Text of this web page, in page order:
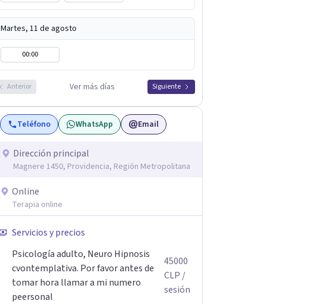
Martes, 11 de agosto
00:00
Anterior Ver más días Siguiente
Teléfono WhatsApp Email
Dirección principal
Magnere 1450, Providencia, Región Metropolitana
Online
Terapia online
Servicios y precios
Psicología adulto, Neuro Hipnosis
cvontemplativa. Por favor antes de
tomar hora llamar a mi numero
peersonal
45000
CLP /
sesión